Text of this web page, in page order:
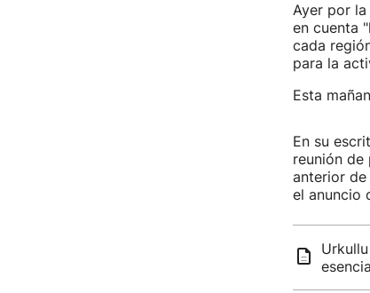
Ayer por la
en cuenta
cada
para la
Esta
En su
reunión de
anterior de
el anuncio